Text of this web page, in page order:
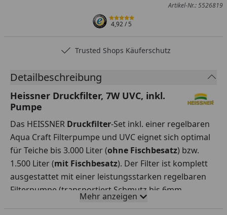
Artikel-Nr.: 5526819
4,92/ 5
Trusted Shops Käuferschutz
Detailbeschreibung
Heissner Druckfilter, 7W UVC, inkl.
Pumpe
Das HEISSNER Druckfilter-Set inkl. einer regelbaren
Aqua Craft Filterpumpe und UVC eignet sich optimal
für Teiche bis 3.000 Liter (ohne Fischbesatz) bzw.
1.500 Liter (mit Fischbesatz). Der Filter ist komplett
ausgestattet mit einer leistungsstarken regelbaren
Filterpumpe (transportiert Schmutz bis 6mm
Korngröße), einem UVC Teichklärer
Mehr anzeigen